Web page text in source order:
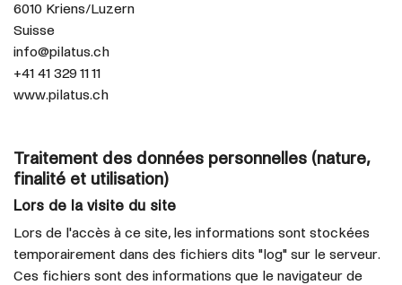
6010 Kriens/Luzern
Suisse
info@pilatus.ch
+41 41 329 11 11
www.pilatus.ch
Traitement des données personnelles (nature,
finalité et utilisation)
Lors de la visite du site
Lors de l'accès à ce site, les informations sont stockées
temporairement dans des fichiers dits "log" sur le serveur.
Ces fichiers sont des informations que le navigateur de